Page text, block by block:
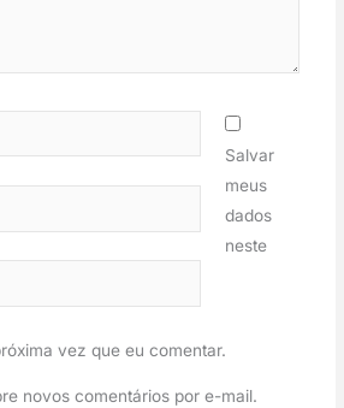
Salvar
meus
dados
neste
vez que eu comentar.
novos comentários por e-mail.